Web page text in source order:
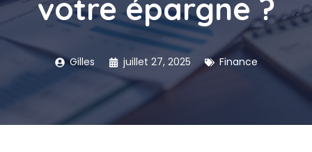
votre épargne ?
Gilles juillet 27, 2025 Finance